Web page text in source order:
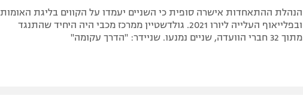
הנהלת ההתאחדות אישרה סופית כי השניים יעמדו על הקווים בליגת האומות
ובפלייאוף העלייה ליורו 2021. גולדשטיין ממרכז מכבי היה היחיד שהתנגד
מתוך 32 חברי הוועדה, שניים נמנעו. שניידר: "הדרך עקומה"